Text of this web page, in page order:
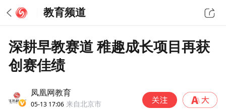
教育频道
深耕早教赛道 稚趣成长项目再获
创赛佳绩
凤凰网教育
05-13 17:06 来自北京市